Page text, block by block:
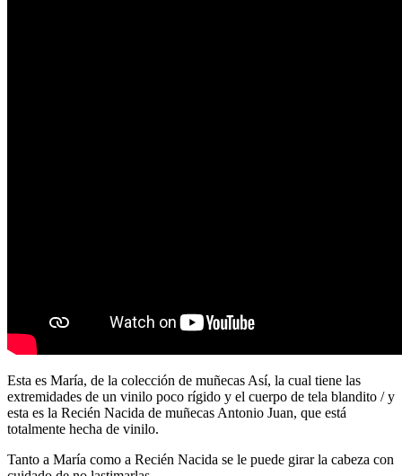
Esta es María, de la colección de muñecas Así, la cual tiene las
extremidades de un vinilo poco rígido y el cuerpo de tela blandito / y
esta es la Recién Nacida de muñecas Antonio Juan, que está
totalmente hecha de vinilo.
Tanto a María como a Recién Nacida se le puede girar la cabeza con